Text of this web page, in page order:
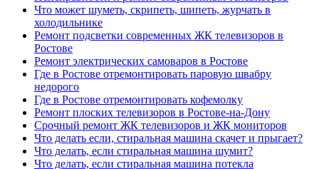
Что может шуметь, скрипеть, шипеть, журчать в
холодильнике
Ремонт подсветки современных ЖК телевизоров в
Ростове
Ремонт электрических самоваров в Ростове
Где в Ростове отремонтировать паровую швабру
недорого
Где в Ростове отремонтировать кофемолку
Ремонт плоских телевизоров в Ростове-на-Дону
Срочный ремонт ЖК телевизоров и ЖК мониторов
Что делать если, стиральная машина скачет и прыгает?
Что делать, если стиральная машина шумит?
Что делать, если стиральная машина потекла